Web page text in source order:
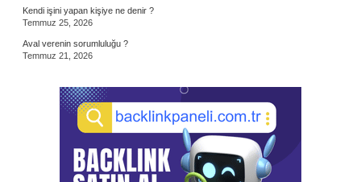
Kendi işini yapan kişiye ne denir ?
Temmuz 25, 2026
Aval verenin sorumluluğu ?
Temmuz 21, 2026